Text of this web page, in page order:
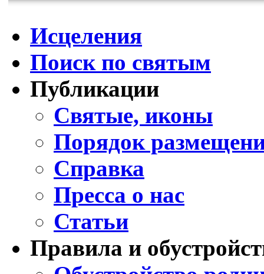
Исцеления
Поиск по святым
Публикации
Святые, иконы
Порядок
Справка
Пресса о нас
Статьи
Правила и